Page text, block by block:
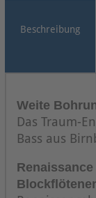
Beschreibung
Weite
Das Traum-
Bass aus